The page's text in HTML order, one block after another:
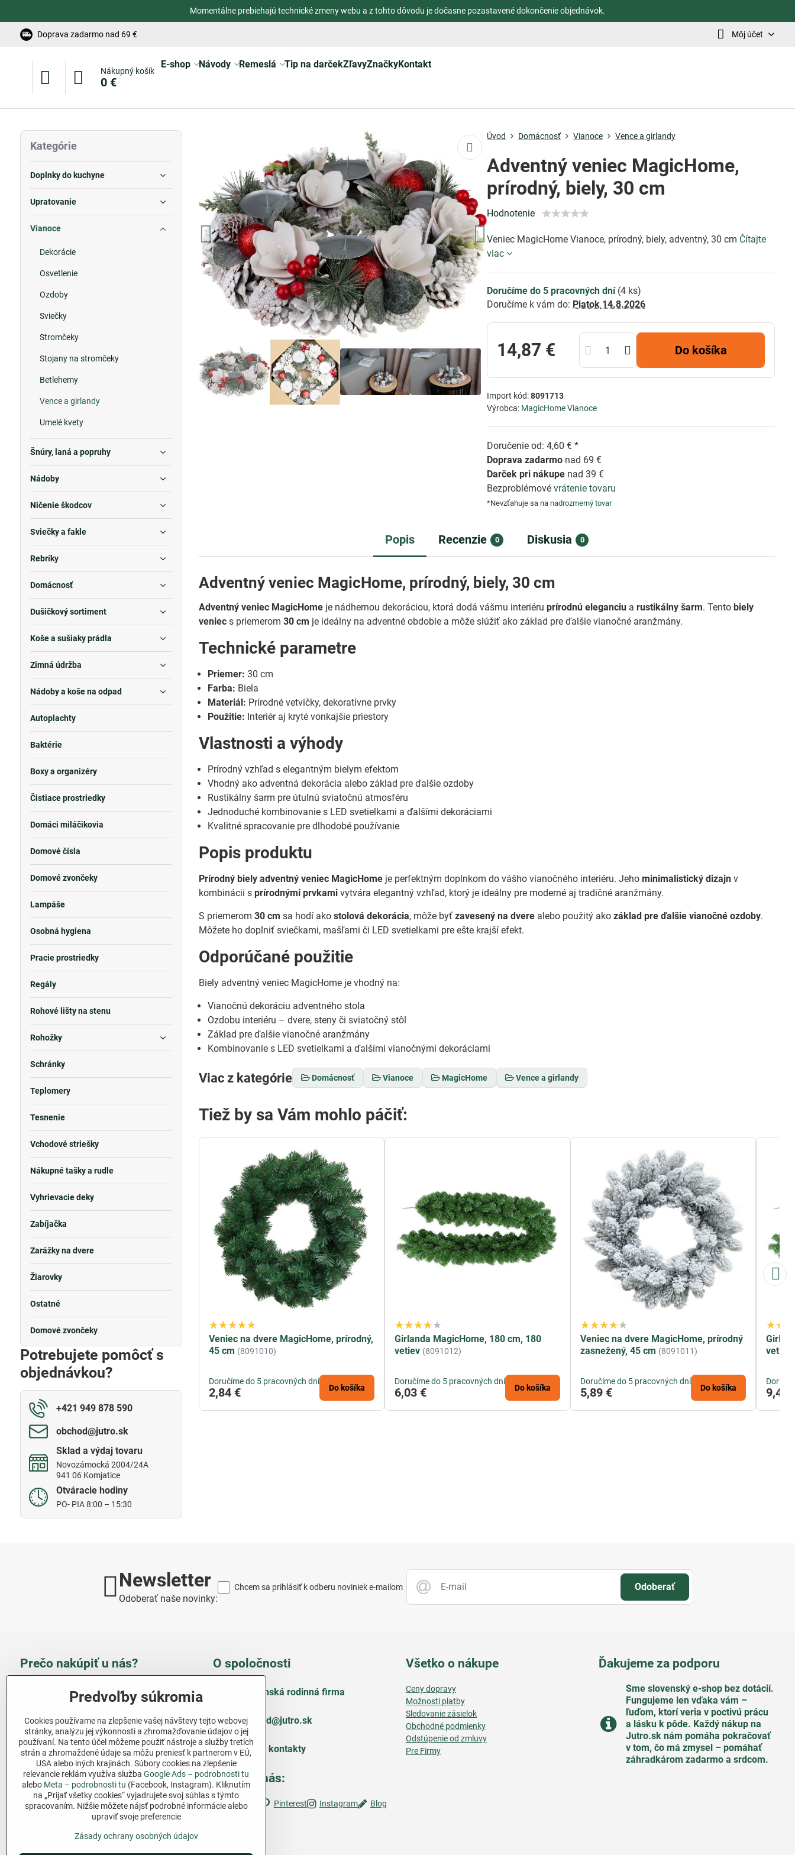
Momentálne prebiehajú technické zmeny webu a z tohto dôvodu je dočasne pozastavené dokončenie objednávok.
Doprava zadarmo nad 69 € Môj účet
Nákupný košík
0 €
E-shop Návody Remeslá Tip na darčekZľavyZnačkyKontakt
Úvod Domácnosť Vianoce Vence a girlandy
Adventný veniec MagicHome,
prírodný, biely, 30 cm
Hodnotenie
Veniec MagicHome Vianoce, prírodný, biely, adventný, 30 cm Čítajte
viac
Doručíme do 5 pracovných dní (4 ks)
Doručíme k vám do: Piatok 14.8.2026
14,87 € Do košíka
Import kód:8091713
Výrobca: MagicHome Vianoce
Doručenie od: 4,60 € *
Doprava zadarmo nad 69 €
Darček pri nákupe nad 39 €
Bezproblémovévrátenie tovaru
*Nevzťahuje sa nanadrozmerný tovar
Popis Recenzie 0 Diskusia 0
Adventný veniec MagicHome, prírodný, biely, 30 cm
Adventný veniec MagicHome je nádhernou dekoráciou, ktorá dodá vášmu interiéruprírodnú eleganciu arustikálny šarm. Tentobiely
veniec s priemerom30 cm je ideálny na adventné obdobie a môže slúžiť ako základ pre ďalšie vianočné aranžmány.
Technické parametre
Priemer: 30 cm
Farba: Biela
Materiál: Prírodné vetvičky, dekoratívne prvky
Použitie: Interiér aj kryté vonkajšie priestory
Vlastnosti a výhody
Prírodný vzhľad s elegantným bielym efektom
Vhodný ako adventná dekorácia alebo základ pre ďalšie ozdoby
Rustikálny šarm pre útulnú sviatočnú atmosféru
Jednoduché kombinovanie s LED svetielkami a ďalšími dekoráciami
Kvalitné spracovanie pre dlhodobé používanie
Popis produktu
Prírodný biely adventný veniec MagicHome je perfektným doplnkom do vášho vianočného interiéru. Jehominimalistický dizajn v
kombinácii sprírodnými prvkami vytvára elegantný vzhľad, ktorý je ideálny pre moderné aj tradičné aranžmány.
S priemerom30 cm sa hodí akostolová dekorácia, môže byťzavesený na dvere alebo použitý akozáklad pre ďalšie vianočné ozdoby.
Môžete ho doplniť sviečkami, mašľami či LED svetielkami pre ešte krajší efekt.
Odporúčané použitie
Biely adventný veniec MagicHome je vhodný na:
Vianočnú dekoráciu adventného stola
Ozdobu interiéru – dvere, steny či sviatočný stôl
Základ pre ďalšie vianočné aranžmány
Kombinovanie s LED svetielkami a ďalšími vianočnými dekoráciami
Viac z kategórie Domácnosť Vianoce MagicHome Vence a girlandy
Tiež by sa Vám mohlo páčiť:
Veniec na dvere MagicHome, prírodný,
45 cm (8091010)
Doručíme do 5 pracovných dní
2,84 € Do košíka
Girlanda MagicHome, 180 cm, 180
vetiev (8091012)
Doručíme do 5 pracovných dní
6,03 € Do košíka
Veniec na dvere MagicHome, prírodný
zasnežený, 45 cm (8091011)
Doručíme do 5 pracovných dní
5,89 € Do košíka
vetiev
9,42
Kategórie
Doplnky do kuchyne
Upratovanie
Vianoce
Dekorácie
Osvetlenie
Ozdoby
Sviečky
Stromčeky
Stojany na stromčeky
Betlehemy
Vence a girlandy
Umelé kvety
Šnúry, laná a popruhy
Nádoby
Ničenie škodcov
Sviečky a fakle
Rebríky
Domácnosť
Dušičkový sortiment
Koše a sušiaky prádla
Zimná údržba
Nádoby a koše na odpad
Autoplachty
Baktérie
Boxy a organizéry
Čistiace prostriedky
Domáci miláčikovia
Domové čísla
Domové zvončeky
Lampáše
Osobná hygiena
Pracie prostriedky
Regály
Rohové lišty na stenu
Rohožky
Schránky
Teplomery
Tesnenie
Vchodové striešky
Nákupné tašky a rudle
Vyhrievacie deky
Zabíjačka
Zarážky na dvere
Žiarovky
Ostatné
Domové zvončeky
Potrebujete pomôcť s
objednávkou?
+421 949 878 590
obchod​@jutro​.sk
Sklad a výdaj tovaru
Novozámocká 2004/24A
941 06 Komjatice
Otváracie hodiny
PO- PIA 8:00 – 15:30
Newsletter
Odoberať naše novinky:
Odoberať
Chcem sa prihlásiť k odberu noviniek e-mailom
Prečo nakúpiť u nás?
Takmer 100 % spokojných
zákazníkov
Nízka cena produktov - ušetríte
Rýchla komunikácia - mail
Pri nákupe nad 69 € doprava
zadarmo
Pri nákupe nad 39 € darček na
O spoločnosti
Slovenská rodinná firma
obchod​@jutro​.sk
Ďalšie kontakty
Sledujte nás:
Facebook Pinterest Instagram Blog
Všetko o nákupe
Ceny dopravy
Možnosti platby
Sledovanie zásielok
Obchodné podmienky
Odstúpenie od zmluvy
Pre Firmy
Ďakujeme za podporu
Sme slovenský e-shop bez dotácií​.
Fungujeme len vďaka vám –
ľuďom, ktorí veria v poctivú prácu
a lásku k pôde​. Každý nákup na
Jutro​.sk nám pomáha pokračovať
v tom, čo má zmysel – pomáhať
záhradkárom zadarmo a srdcom​.
Predvoľby súkromia
Cookies používame na zlepšenie vašej návštevy tejto webovej
stránky, analýzu jej výkonnosti a zhromažďovanie údajov o jej
používaní. Na tento účel môžeme použiť nástroje a služby tretích
strán a zhromaždené údaje sa môžu preniesť k partnerom v EÚ,
USA alebo iných krajinách. Súbory cookies na zlepšenie
relevancie reklám využíva služba Google Ads – podrobnosti tu
alebo Meta – podrobnosti tu (Facebook, Instagram). Kliknutím
na „Prijať všetky cookies“ vyjadrujete svoj súhlas s týmto
spracovaním. Nižšie môžete nájsť podrobné informácie alebo
upraviť svoje preferencie
Zásady ochrany osobných údajov